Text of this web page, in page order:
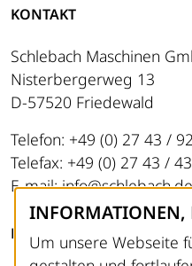
KONTAKT
Schlebach Maschinen
Nisterbergerweg 13
D-57520 Friedewald
Telefon: +49 (0) 27 43 /
Telefax: +49 (0) 27 43 /
E-mail: info@schlebach.de
RECHTLICHES
INFORMATIONEN,
Um unsere Webseite